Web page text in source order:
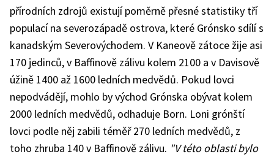
přírodních zdrojů existují poměrně přesné statistiky tří
populací na severozápadě ostrova, které Grónsko sdílí s
kanadským Severovýchodem. V Kaneově zátoce žije asi
170 jedinců, v Baffinově zálivu kolem 2100 a v Davisově
úžině 1400 až 1600 ledních medvědů. Pokud lovci
nepodvádějí, mohlo by východ Grónska obývat kolem
2000 ledních medvědů, odhaduje Born. Loni grónští
lovci podle něj zabili téměř 270 ledních medvědů, z
toho zhruba 140 v Baffinově zálivu. "V této oblasti bylo